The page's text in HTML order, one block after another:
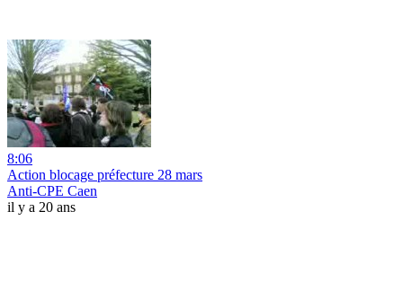
8:06
Action blocage préfecture 28 mars
Anti-CPE Caen
il y a 20 ans